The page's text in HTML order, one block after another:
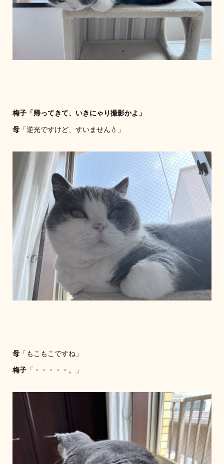
梅子「帰ってきて、いきにゃり撮影かよ」
母「逆光ですけど、すいません💧」
母「もこもこですね」
梅子「・・・・・。」